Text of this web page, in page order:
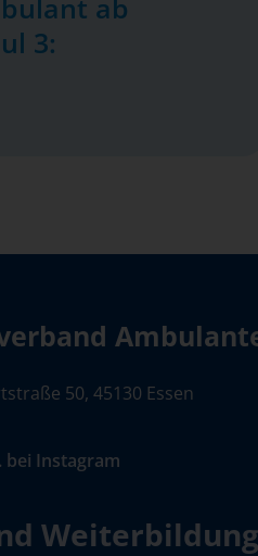
ab
3:
50, 45130 Essen
bei Instagram